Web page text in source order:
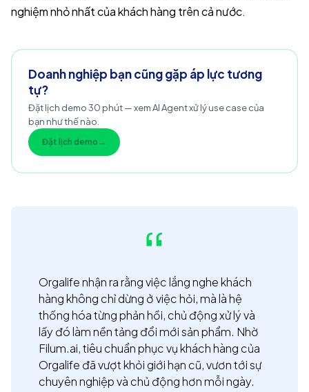
nghiệm nhỏ nhất của khách hàng trên cả nước.
Doanh nghiệp bạn cũng gặp áp lực tương
tự?
Đặt lịch demo 30 phút — xem AI Agent xử lý use case của
bạn như thế nào.
Đặt lịch demo →
Orgalife nhận ra rằng việc lắng nghe khách
hàng không chỉ dừng ở việc hỏi, mà là hệ
thống hóa từng phản hồi, chủ động xử lý và
lấy đó làm nền tảng đổi mới sản phẩm. Nhờ
Filum.ai, tiêu chuẩn phục vụ khách hàng của
Orgalife đã vượt khỏi giới hạn cũ, vươn tới sự
chuyên nghiệp và chủ động hơn mỗi ngày.